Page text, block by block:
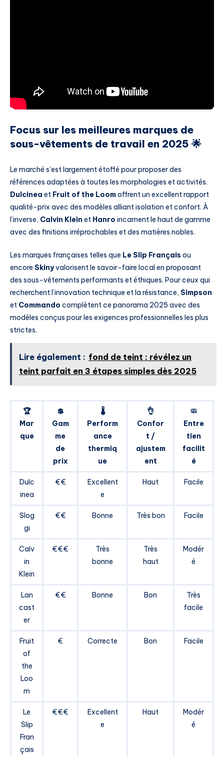
Focus sur les meilleures marques de
sous-vêtements de travail en 2025 🌟
Le marché s’est largement étoffé pour proposer des
références adaptées à toutes les morphologies et activités.
Dulcinea et Fruit of the Loomoffrent un excellent rapport
qualité-prix avec des modèles alliant isolation et confort. À
l’inverse, Calvin Klein et Hanro incarnent le haut de gamme
avec des finitions irréprochables et des matières nobles.
Les marques françaises telles que Le Slip Français ou
encore Skinyvalorisent le savoir-faire local en proposant
des sous-vêtements performants et éthiques. Pour ceux qui
recherchent l’innovation technique et la résistance, Simpson
et Commando complètent ce panorama 2025 avec des
modèles conçus pour les exigences professionnelles les plus
strictes.
Lire également : fond de teint : révélez un
teint parfait en 3 étapes simples dès 2025
🏆
Mar
que
💲
Gam
me
de
prix
🌡️
Perform
ance
thermiq
ue
👌
Confor
t /
ajustem
ent
🧼
Entre
tien
facilit
é
Dulc
inea
€€
Excellent
e
Haut Facile
Slog
gi
€€ Bonne Très bon Facile
Calv
in
Klein
€€€
Très
bonne
Très
haut
Modér
é
Lan
cast
er
€€ Bonne Bon
Très
facile
Fruit
of
the
Loo
m
€ Correcte Bon Facile
Le
Slip
Fran
çais
€€€
Excellent
e
Haut
Modér
é